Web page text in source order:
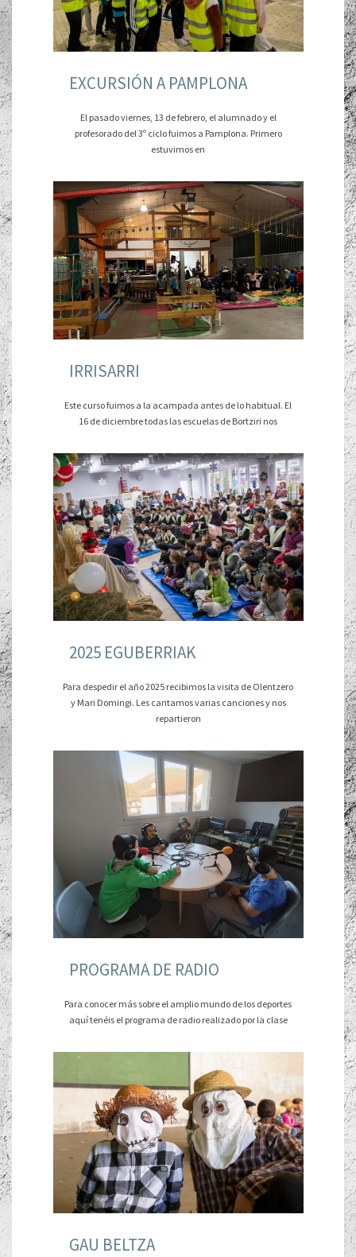
EXCURSIÓN A PAMPLONA
El pasado viernes, 13 de febrero, el alumnado y el
profesorado del 3º ciclo fuimos a Pamplona. Primero
estuvimos en
IRRISARRI
Este curso fuimos a la acampada antes de lo habitual. El
16 de diciembre todas las escuelas de Bortziri nos
2025 EGUBERRIAK
Para despedir el año 2025 recibimos la visita de Olentzero
y Mari Domingi. Les cantamos varias canciones y nos
repartieron
PROGRAMA DE RADIO
Para conocer más sobre el amplio mundo de los deportes
aquí tenéis el programa de radio realizado por la clase
GAU BELTZA